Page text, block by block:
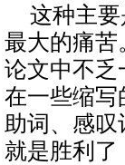
这种主
最大的痛苦
论文中不乏
在一些缩写
助词、感
就是胜利了